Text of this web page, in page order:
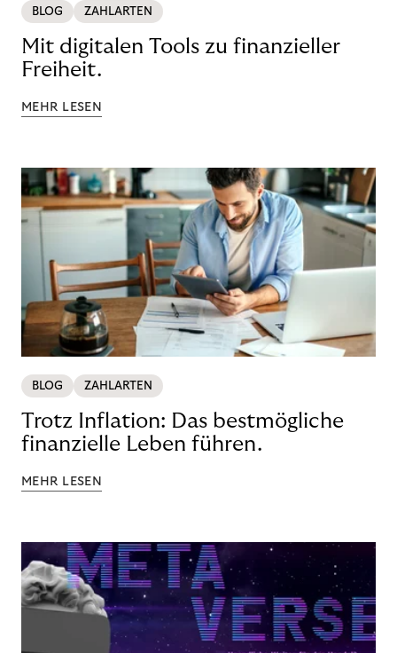
BLOG ZAHLARTEN
Mit digitalen Tools zu finanzieller
Freiheit.
MEHR LESEN
BLOG ZAHLARTEN
Trotz Inflation: Das bestmögliche
finanzielle Leben führen.
MEHR LESEN